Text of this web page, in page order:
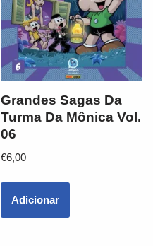
Grandes Sagas Da
Turma Da Mônica Vol.
06
€6,00
Adicionar